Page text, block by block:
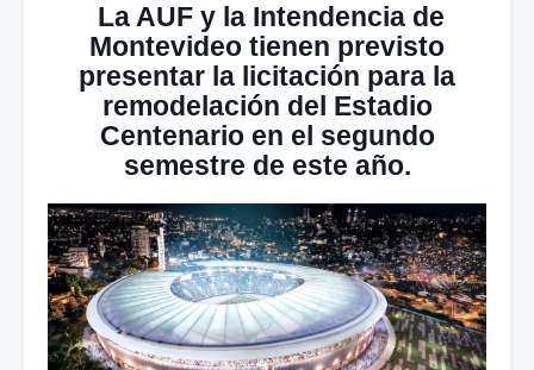
La AUF y la Intendencia de
Montevideo tienen previsto
presentar la licitación para la
remodelación del Estadio
Centenario en el segundo
semestre de este año.